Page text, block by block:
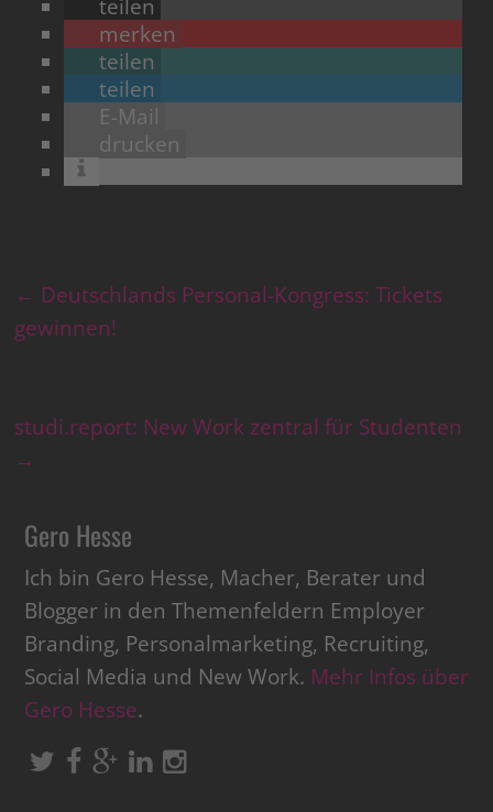
teilen
merken
teilen
teilen
E-Mail
drucken
← Deutschlands Personal-Kongress: Tickets
gewinnen!
studi.report: New Work zentral für Studenten
→
Gero Hesse
Ich bin Gero Hesse, Macher, Berater und
Blogger in den Themenfeldern Employer
Branding, Personalmarketing, Recruiting,
Social Media und New Work. Mehr Infos über
Gero Hesse.